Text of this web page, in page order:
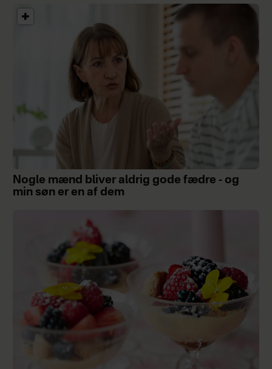
Nogle mænd bliver aldrig gode fædre - og
min søn er en af dem